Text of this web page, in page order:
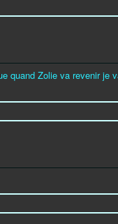
quand Zolie va revenir je